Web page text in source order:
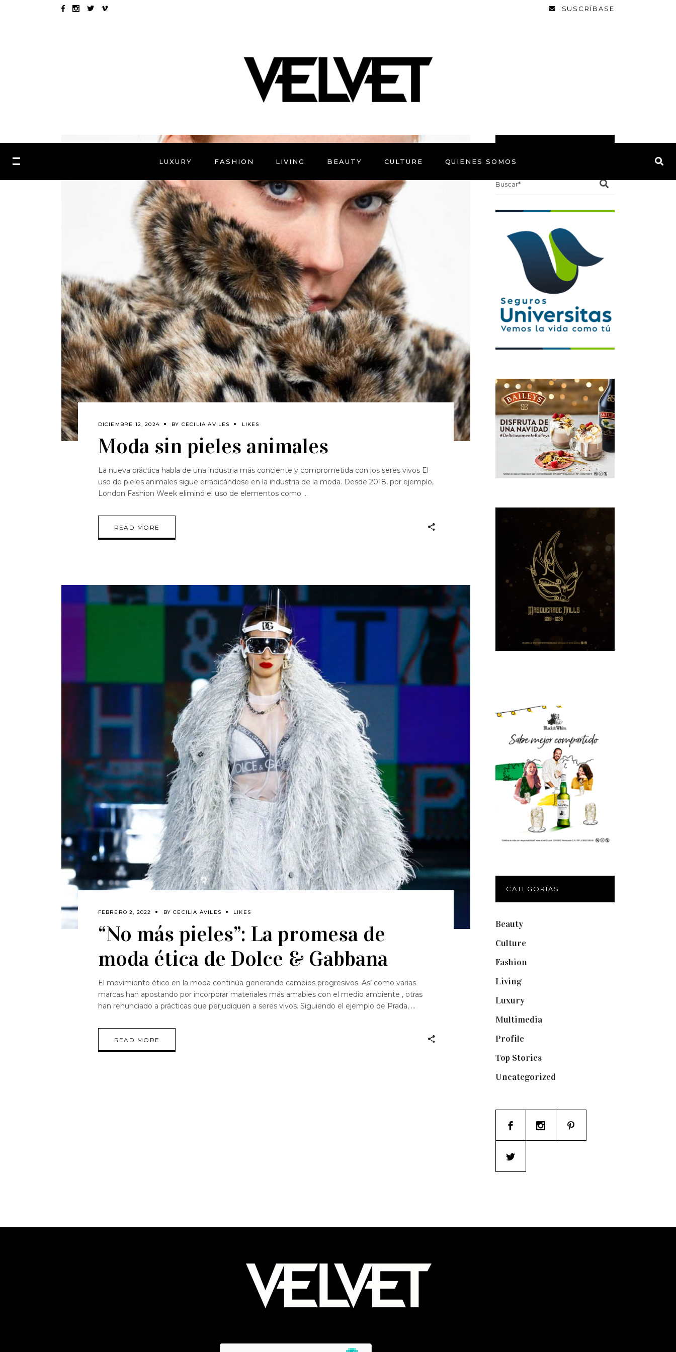
SUSCRÍBASE
LUXURY FASHION LIVING BEAUTY CULTURE QUIENES SOMOS
DICIEMBRE 12, 2024 BY CECILIA AVILES LIKES
Moda sin pieles animales
La nueva práctica habla de una industria más conciente y comprometida con los seres vivos El
uso de pieles animales sigue erradicándose en la industria de la moda. Desde 2018, por ejemplo,
London Fashion Week eliminó el uso de elementos como
READ MORE
FEBRERO 2, 2022 BYCECILIA AVILES LIKES
“No más pieles”: La promesa de
moda ética de Dolce & Gabbana
El movimiento ético en la moda continúa generando cambios progresivos. Así como varias
marcas han apostando por incorporar materiales más amables con el medio ambiente , otras
han renunciado a prácticas que perjudiquen a seres vivos. Siguiendo el ejemplo de Prada,
READ MORE
Search
CATEGORÍAS
Beauty(250)
Culture(132)
Fashion
Living(337)
Luxury(664)
Multimedia(10)
Profile(8)
Top Stories(123)
Uncategorized